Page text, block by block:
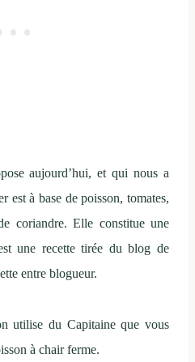
aujourd’hui, et qui nous a
est à base de poisson, tomates,
coriandre. Elle constitue une
une recette tirée du blog de
entre blogueur.
utilise du Capitaine que vous
à chair ferme.